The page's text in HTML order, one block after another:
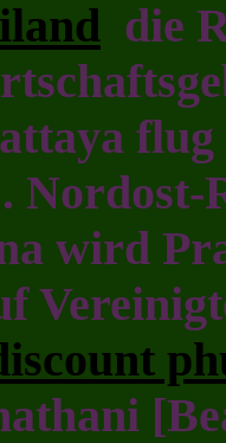
die
Nordost-
wird